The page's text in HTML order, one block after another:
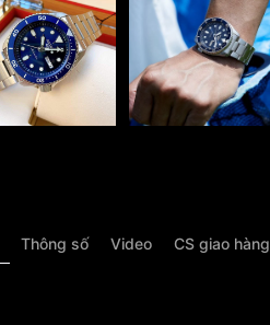
Thông số Video CS giao hàng